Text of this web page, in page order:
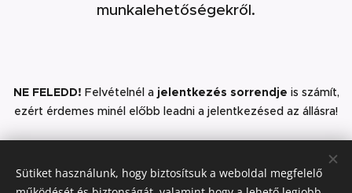
munkalehetőségekről.
NE FELEDD! Felvételnél a jelentkezés sorrendje is számít,
ezért érdemes minél előbb leadni a jelentkezésed az állásra!
Adataid törlését bármikor kérheted tőlünk az
Sütiket használunk, hogy biztosítsuk a weboldal megfelelő